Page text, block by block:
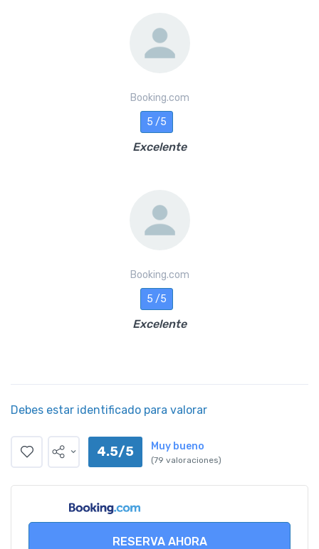
Booking.com
5 /5
Excelente
Booking.com
5 /5
Excelente
Debes estar identificado para valorar
4.5/5 Muy bueno
(79 valoraciones)
RESERVA AHORA